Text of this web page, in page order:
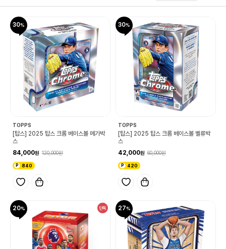
30
TOPPS
[탑스] 2025 탑스 크롬 베이스볼 메가박
스
84,000
120,000
840
30
TOPPS
[탑스] 2025 탑스 크롬 베이스볼 벨류박
스
42,000
60,000
420
20 단독 27